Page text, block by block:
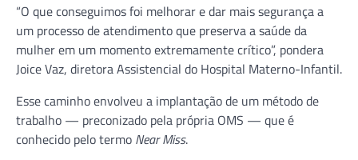
“O que conseguimos foi melhorar e dar mais segurança a
um processo de atendimento que preserva a saúde da
mulher em um momento extremamente crítico”, pondera
Joice Vaz, diretora Assistencial do Hospital Materno-Infantil.
Esse caminho envolveu a implantação de um método de
trabalho — preconizado pela própria OMS — que é
conhecido pelo termo Near Miss.